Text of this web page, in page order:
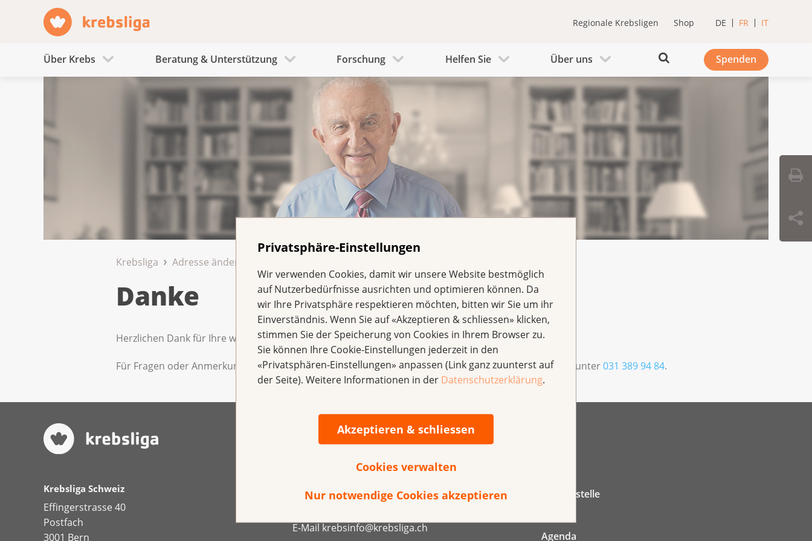
Privatsphäre-Einstellungen
Wir verwenden Cookies, damit wir unsere Website bestmöglich
auf Nutzerbedürfnisse ausrichten und optimieren können. Da
wir Ihre Privatsphäre respektieren möchten, bitten wir Sie um ihr
Einverständnis. Wenn Sie auf «Akzeptieren & schliessen» klicken,
stimmen Sie der Speicherung von Cookies in Ihrem Browser zu.
Sie können Ihre Cookie-Einstellungen jederzeit in den
«Privatsphären-Einstellungen» anpassen (Link ganz zuunterst auf
der Seite). Weitere Informationen in der Datenschutzerklärung.
Akzeptieren & schliessen
Cookies verwalten
Nur notwendige Cookies akzeptieren
Regionale Krebsligen Shop DE FR IT
Über Krebs Beratung & Unterstützung Forschung Helfen Sie Über uns Spenden
Krebsliga Adresse ändern
Danke
Herzlichen Dank für Ihre wertvollen Angaben!
Für Fragen oder Anmerkungen erreichen Sie uns per Mail anspenden@krebsliga.choder telefonisch unter031 389 94 84.
Direkt spenden
IBAN CH 95 0900 0000 3000 4843 9
Krebsliga Schweiz
Effingerstrasse 40
Postfach
3001 Bern
E-Mail krebsinfo@krebsliga.ch
Medienstelle
Agenda